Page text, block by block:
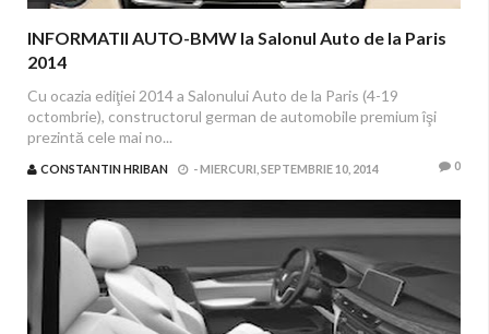
INFORMATII AUTO-BMW la Salonul Auto de la Paris
2014
Cu ocazia ediţiei 2014 a Salonului Auto de la Paris (4-19
octombrie), constructorul german de automobile premium îşi
prezintă cele mai no...
CONSTANTIN HRIBAN -MIERCURI, SEPTEMBRIE 10, 2014 0